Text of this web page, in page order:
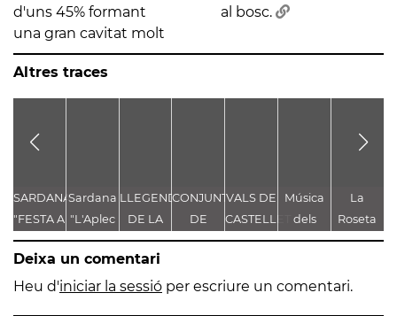
d'uns 45% formant
una gran cavitat molt
al bosc.
Altres traces
SARDANA
"FESTA A
CASTELLET"
Sardana
"L'Aplec
d'Artés"
LLEGENDA
DE LA
TROBALLA
DE LA
MARE
CONJUNT
DE
LLEGENDES
AL CAMÍ
VALS DE
CASTELLET
Música
dels
Pastorets
La
Roseta
de
o de
Deixa un comentari
Heu d'iniciar la sessió per escriure un comentari.